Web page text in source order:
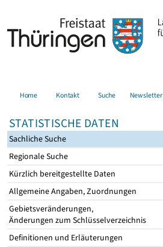
Home Kontakt Suche Newsletter
STATISTISCHE DATEN
Sachliche Suche
Regionale Suche
Kürzlich bereitgestellte Daten
Allgemeine Angaben, Zuordnungen
Gebietsveränderungen,
Änderungen zum Schlüsselverzeichnis
Definitionen und Erläuterungen